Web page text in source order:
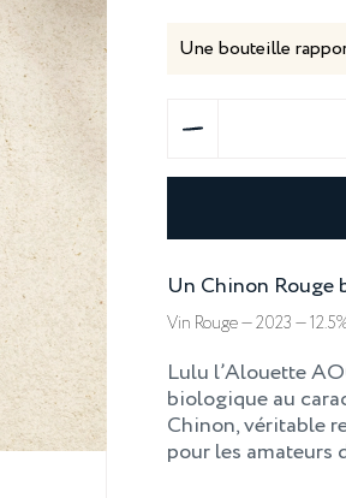
Une bouteille
de
AOC
BIO
-
LULU
-
Vin
Rouge
Un Chinon Rouge
Vin Rouge — 2023 —
Lulu l’Alouette
biologique au
Chinon, véritable
pour les amateurs